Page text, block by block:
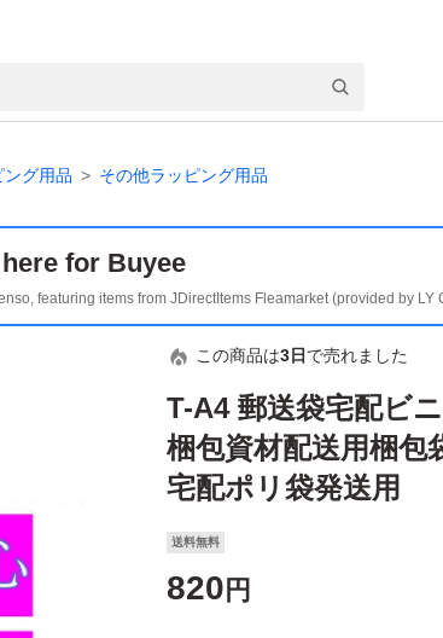
ング用品 その他ラッピング用品
for Buyee
featuring items from JDirectItems Fleamarket (provided by LY
この商品は3日 で売れました
T-A4 郵送袋宅配ビ
梱包資材配送用梱包
宅配ポリ袋発送用
送料無料
820 円